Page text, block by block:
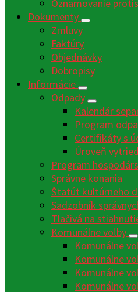
Oznamovanie
Dokumenty
Zmluvy
Faktúry
Objednávky
Dobropisy
Informácie
Odpady
Kalendár
Program
Certifikáty s
Úroveň
Program
Správne konania
Štatút kultúrneho
Sadzobník
Tlačivá na
Komunálne voľby
Komunálne
Komunálne
Komunálne
Komunálne